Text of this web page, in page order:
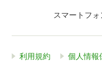
スマートフォ
利用規約 個人情報